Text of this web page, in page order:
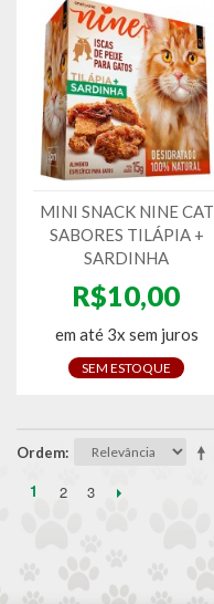
MINI SNACK NINE CAT
SABORES TILÁPIA +
SARDINHA
R$10,00
em até 3x sem juros
SEM ESTOQUE
Ordem
1 2 3